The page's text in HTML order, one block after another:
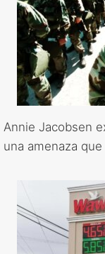
Annie Jacobsen
una amenaza